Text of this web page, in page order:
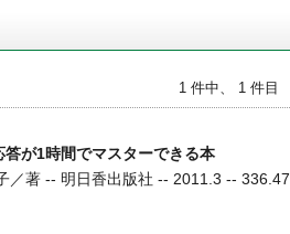
1 件中、 1 件目
答が1時間でマスターできる本
／著 -- 明日香出版社 -- 2011.3 -- 336.47